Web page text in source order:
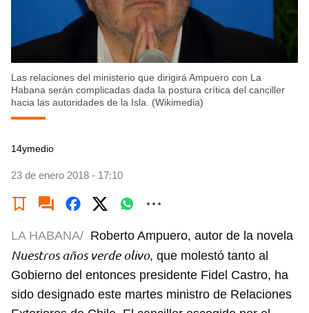
Las relaciones del ministerio que dirigirá Ampuero con La
Habana serán complicadas dada la postura crítica del canciller
hacia las autoridades de la Isla. (Wikimedia)
14ymedio
23 de enero 2018 - 17:10
LA HABANA/ Roberto Ampuero, autor de la novela
Nuestros años verde olivo, que molestó tanto al
Gobierno del entonces presidente Fidel Castro, ha
sido designado este martes ministro de Relaciones